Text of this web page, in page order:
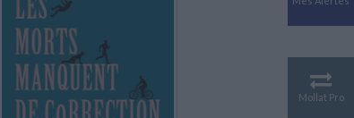
Mollat Pro
Antiquité
Mythologies
GÉOGRAPHIE
Géographie - Démographie -
Territoire